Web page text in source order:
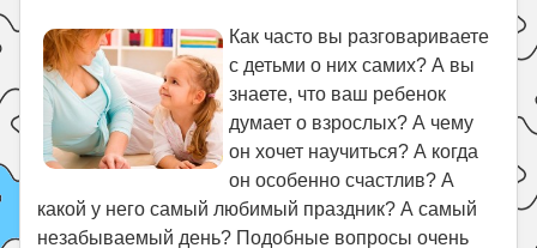
Как часто вы разговариваете
с детьми о них самих? А вы
знаете, что ваш ребенок
думает о взрослых? А чему
он хочет научиться? А когда
он особенно счастлив? А
какой у него самый любимый праздник? А самый
незабываемый день? Подобные вопросы очень